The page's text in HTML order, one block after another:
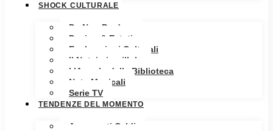
SHOCK CULTURALE
Da Non Perdere
Design & Estetica
Esplorazioni Culturali
Il Notaio in pillole
L’Angolo della Biblioteca
Note Musicali
Serie TV
TENDENZE DEL MOMENTO
Argomenti Caldi